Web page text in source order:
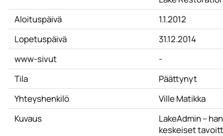
Aloituspäivä
1.1.2012
Lopetuspäivä
31.12.2014
www-sivut
-
Tila
Päättynyt
Yhteyshenkilö
Ville Matikka
Kuvaus
LakeAdmin –
keskeiset